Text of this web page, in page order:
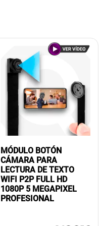
MÓDULO BOTÓN
CÁMARA PARA
LECTURA DE TEXTO
WIFI P2P FULL HD
1080P 5 MEGAPIXEL
PROFESIONAL